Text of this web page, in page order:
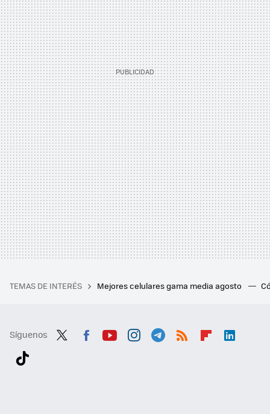
TEMAS DE INTERÉS Mejores celulares gama media agosto
Síguenos